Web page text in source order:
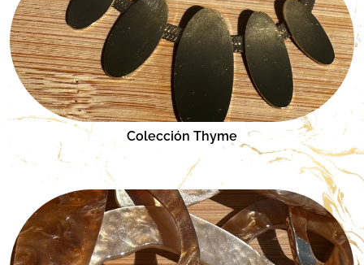
Colección Thyme